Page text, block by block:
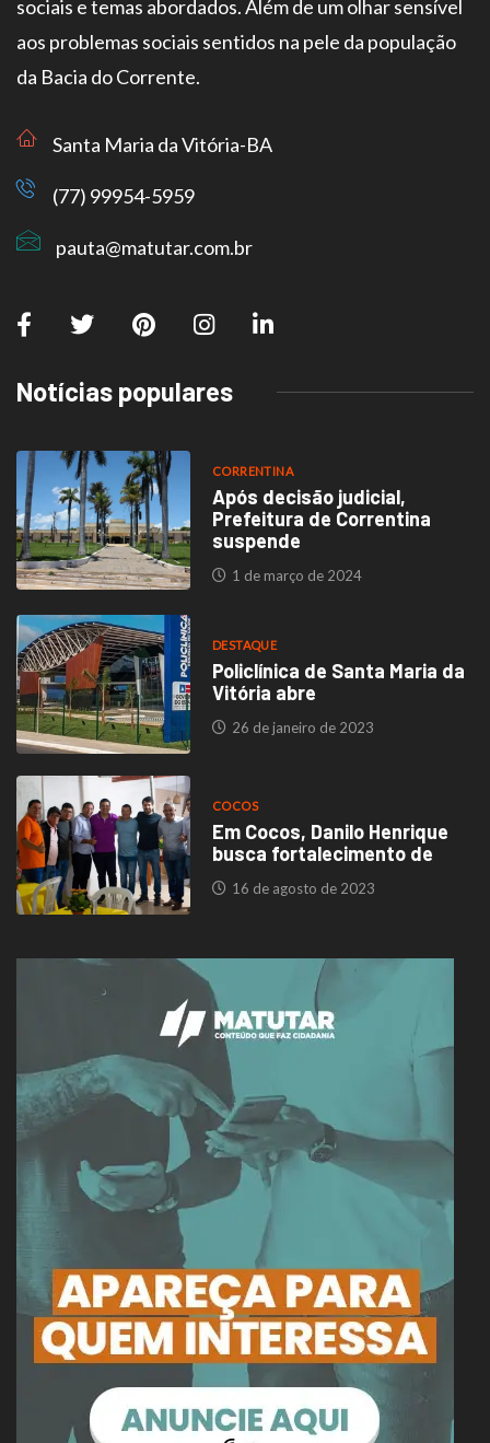
sociais e temas abordados. Além de um olhar sensível
aos problemas sociais sentidos na pele da população
da Bacia do Corrente.
Santa Maria da Vitória-BA
(77) 99954-5959
pauta@matutar.com.br
Notícias populares
CORRENTINA
Após decisão judicial,
Prefeitura de Correntina
suspende
1 de março de 2024
DESTAQUE
Policlínica de Santa Maria da
Vitória abre
26 de janeiro de 2023
COCOS
Em Cocos, Danilo Henrique
busca fortalecimento de
16 de agosto de 2023